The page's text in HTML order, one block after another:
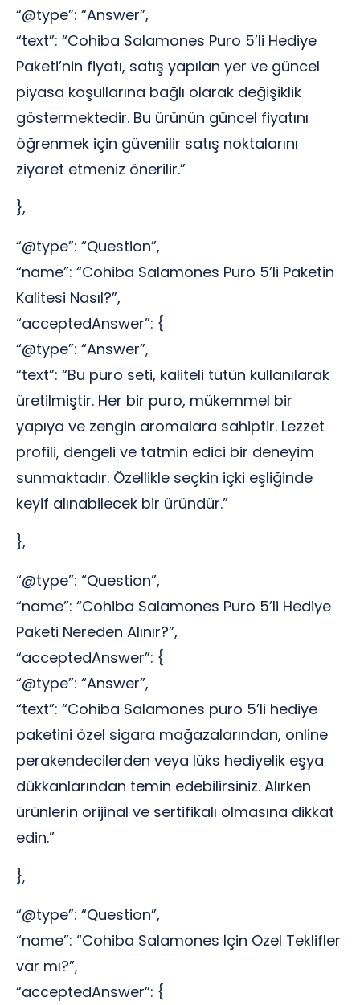
“@type”: “Answer”,
“text”: “Cohiba Salamones Puro 5’li Hediye
Paketi’nin fiyatı, satış yapılan yer ve güncel
piyasa koşullarına bağlı olarak değişiklik
göstermektedir. Bu ürünün güncel fiyatını
öğrenmek için güvenilir satış noktalarını
ziyaret etmeniz önerilir.”
},
“@type”: “Question”,
“name”: “Cohiba Salamones Puro 5’li Paketin
Kalitesi Nasıl?”,
“acceptedAnswer”: {
“@type”: “Answer”,
“text”: “Bu puro seti, kaliteli tütün kullanılarak
üretilmiştir. Her bir puro, mükemmel bir
yapıya ve zengin aromalara sahiptir. Lezzet
profili, dengeli ve tatmin edici bir deneyim
sunmaktadır. Özellikle seçkin içki eşliğinde
keyif alınabilecek bir üründür.”
},
“@type”: “Question”,
“name”: “Cohiba Salamones Puro 5’li Hediye
Paketi Nereden Alınır?”,
“acceptedAnswer”: {
“@type”: “Answer”,
“text”: “Cohiba Salamones puro 5’li hediye
paketini özel sigara mağazalarından, online
perakendecilerden veya lüks hediyelik eşya
dükkanlarından temin edebilirsiniz. Alırken
ürünlerin orijinal ve sertifikalı olmasına dikkat
edin.”
},
“@type”: “Question”,
“name”: “Cohiba Salamones İçin Özel Teklifler
var mı?”,
“acceptedAnswer”: {